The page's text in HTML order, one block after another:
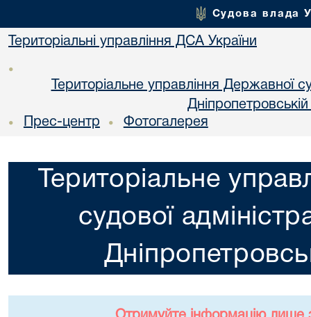
Судова влада
Територіальні управління ДСА України
•
Територіальне управління Державної
• Прес-центр • Фотогалерея
Територіальне
судової